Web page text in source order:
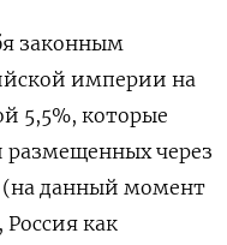
законным
империи на
5,5%, которые
размещенных через
(на данный момент
как